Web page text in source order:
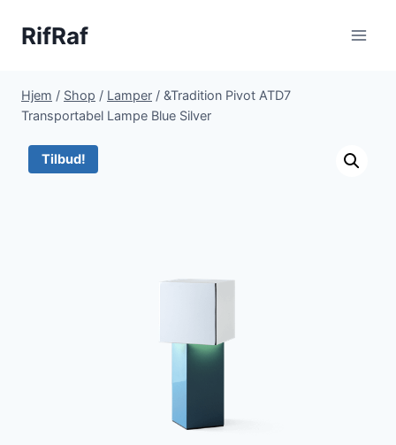
RifRaf
Hjem / Shop / Lamper / &Tradition Pivot ATD7
Transportabel Lampe Blue Silver
Tilbud!